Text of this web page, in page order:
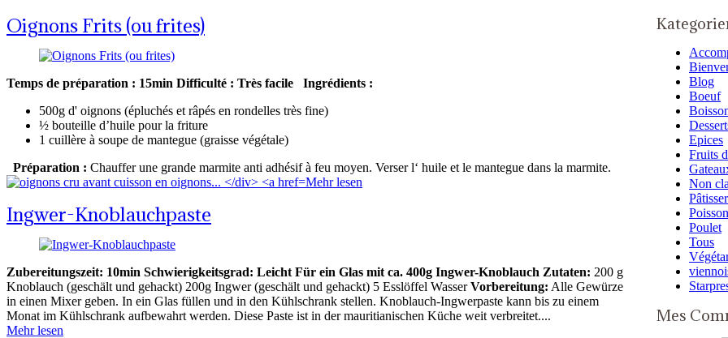
Oignons Frits (ou frites)
Temps de préparation : 15min Difficulté : Très facile
Ingrédients :
500g d' oignons (épluchés et râpés en rondelles très fine)
½ bouteille d’huile pour la friture
1 cuillère à soupe de mantegue (graisse végétale)
Préparation : Chauffer une grande marmite anti adhésif à feu moyen. Verser l‘ huile et le mantegue dans la marmite.
Mehr lesen
Ingwer-Knoblauchpaste
Zubereitungszeit: 10min Schwierigkeitsgrad: Leicht Für ein Glas mit ca. 400g Ingwer-Knoblauch Zutaten: 200 g
Knoblauch (geschält und gehackt) 200g Ingwer (geschält und gehackt) 5 Esslöffel WasserVorbereitung: Alle Gewürze
in einen Mixer geben. In ein Glas füllen und in den Kühlschrank stellen. Knoblauch-Ingwerpaste kann bis zu einem
Monat im Kühlschrank aufbewahrt werden. Diese Paste ist in der mauritianischen Küche weit verbreitet....
Mehr lesen
Blog
Boeuf
Epices
Fruits
Non
Poisson
Poulet
Tous
Mes